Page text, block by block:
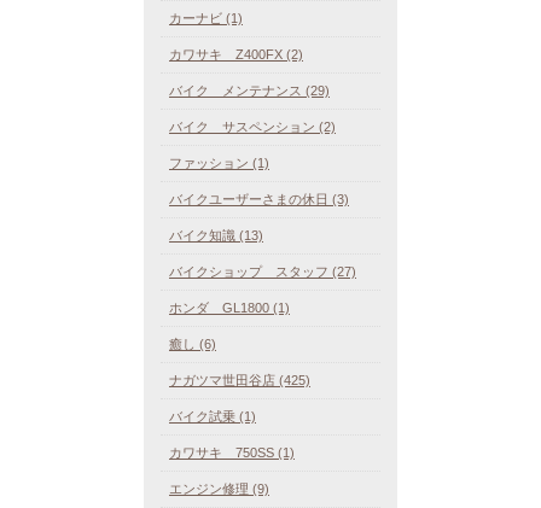
カーナビ (1)
カワサキ Z400FX (2)
バイク メンテナンス (29)
バイク サスペンション (2)
ファッション (1)
バイクユーザーさまの休日 (3)
バイク知識 (13)
バイクショップ スタッフ (27)
ホンダ GL1800 (1)
癒し (6)
ナガツマ世田谷店 (425)
バイク試乗 (1)
カワサキ 750SS (1)
エンジン修理 (9)